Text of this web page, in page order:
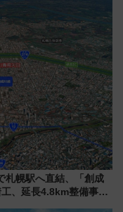
札幌駅へ直結、「創成
、延長4.8km整備事業